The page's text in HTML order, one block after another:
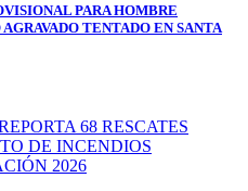
PARA HOMBRE
TENTADO EN SANTA